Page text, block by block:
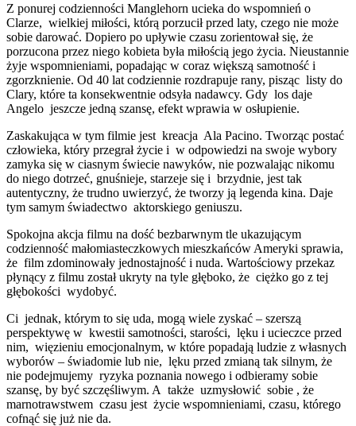
Z ponurej codzienności Manglehorn ucieka do wspomnień o
Clarze, wielkiej miłości, którą porzucił przed laty, czego nie może
sobie darować. Dopiero po upływie czasu zorientował się, że
porzucona przez niego kobieta była miłością jego życia. Nieustannie
żyje wspomnieniami, popadając w coraz większą samotność i
zgorzknienie. Od 40 lat codziennie rozdrapuje rany, pisząc listy do
Clary, które ta konsekwentnie odsyła nadawcy. Gdy los daje
Angelo jeszcze jedną szansę, efekt wprawia w osłupienie.
Zaskakująca w tym filmie jest kreacja Ala Pacino. Tworząc postać
człowieka, który przegrał życie i w odpowiedzi na swoje wybory
zamyka się w ciasnym świecie nawyków, nie pozwalając nikomu
do niego dotrzeć, gnuśnieje, starzeje się i brzydnie, jest tak
autentyczny, że trudno uwierzyć, że tworzy ją legenda kina. Daje
tym samym świadectwo aktorskiego geniuszu.
Spokojna akcja filmu na dość bezbarwnym tle ukazującym
codzienność małomiasteczkowych mieszkańców Ameryki sprawia,
że film zdominowały jednostajność i nuda. Wartościowy przekaz
płynący z filmu został ukryty na tyle głęboko, że ciężko go z tej
głębokości wydobyć.
Ci jednak, którym to się uda, mogą wiele zyskać – szerszą
perspektywę w kwestii samotności, starości, lęku i ucieczce przed
nim, więzieniu emocjonalnym, w które popadają ludzie z własnych
wyborów – świadomie lub nie, lęku przed zmianą tak silnym, że
nie podejmujemy ryzyka poznania nowego i odbieramy sobie
szansę, by być szczęśliwym. A także uzmysłowić sobie , że
marnotrawstwem czasu jest życie wspomnieniami, czasu, którego
cofnąć się już nie da.